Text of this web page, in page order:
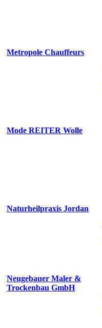
Metropole Chauffeurs
Mode REITER Wolle
Naturheilpraxis Jordan
Neugebauer Maler &
Trockenbau GmbH